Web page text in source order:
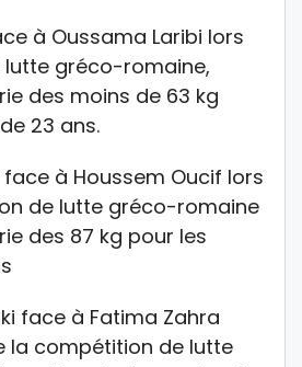
à Oussama Laribi lors
lutte gréco-romaine,
des moins de 63 kg
23 ans.
à Houssem Oucif lors
de lutte gréco-romaine
des 87 kg pour les
face à Fatima Zahra
la compétition de lutte